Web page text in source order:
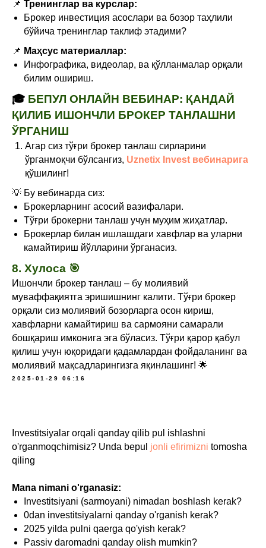
📌 Тренинглар ва курслар:
Брокер инвестиция асослари ва бозор таҳлили
бўйича тренинглар таклиф этадими?
📌 Маҳсус материаллар:
Инфографика, видеолар, ва қўлланмалар орқали
билим ошириш.
🎓 БЕПУЛ ОНЛАЙН ВЕБИНАР: ҚАНДАЙ
ҚИЛИБ ИШОНЧЛИ БРОКЕР ТАНЛАШНИ
ЎРГАНИШ
Агар сиз тўғри брокер танлаш сирларини
ўрганмоқчи бўлсангиз, Uznetix Invest вебинарига
қўшилинг!
💡 Бу вебинарда сиз:
Брокерларнинг асосий вазифалари.
Тўғри брокерни танлаш учун муҳим жиҳатлар.
Брокерлар билан ишлашдаги хавфлар ва уларни
камайтириш йўлларини ўрганасиз.
8. Хулоса 🎯
Ишончли брокер танлаш – бу молиявий
муваффақиятга эришишнинг калити. Тўғри брокер
орқали сиз молиявий бозорларга осон кириш,
хавфларни камайтириш ва сармояни самарали
бошқариш имконига эга бўласиз. Тўғри қарор қабул
қилиш учун юқоридаги қадамлардан фойдаланинг ва
молиявий мақсадларингизга яқинлашинг! 🌟
2025-01-29 06:16
Investitsiyalar orqali qanday qilib pul ishlashni
o'rganmoqchimisiz? Unda bepul jonli efirimizni tomosha
qiling
Mana nimani o'rganasiz:
Investitsiyani (sarmoyani) nimadan boshlash kerak?
0dan investitsiyalarni qanday o'rganish kerak?
2025 yilda pulni qaerga qo'yish kerak?
Passiv daromadni qanday olish mumkin?